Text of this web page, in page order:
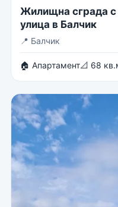
Жилищна сграда с
улица в Балчик
📍 Балчик
🏠 Апартамент📐 68